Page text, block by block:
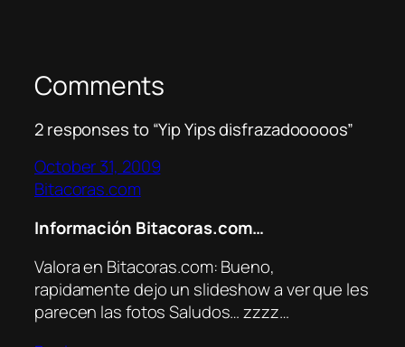
Comments
2 responses to “Yip Yips disfrazadooooos”
October 31, 2009
Bitacoras.com
Información Bitacoras.com…
Valora en Bitacoras.com: Bueno,
rapidamente dejo un slideshow a ver que les
parecen las fotos Saludos… zzzz…